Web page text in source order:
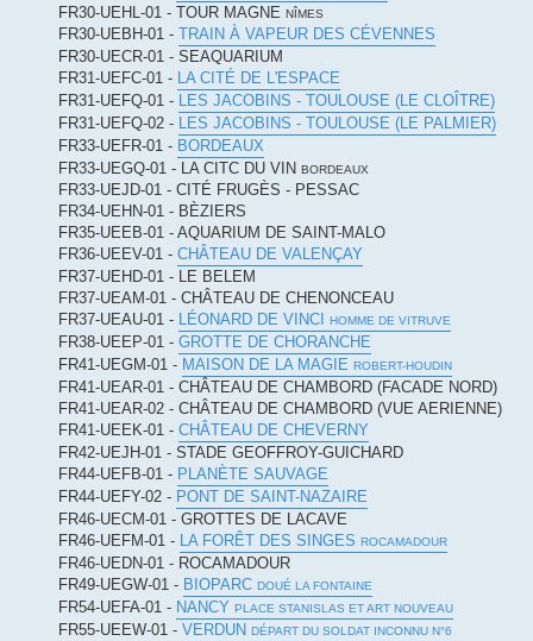
FR30-UEHL-01 - TOUR MAGNE NÎMES
FR30-UEBH-01 - TRAIN À VAPEUR DES CÉVENNES
FR30-UECR-01 - SEAQUARIUM
FR31-UEFC-01 -
LA CITÉ DE L'ESPACE
FR31-UEFQ-01 -
LES JACOBINS - TOULOUSE (LE CLOÎTRE)
FR31-UEFQ-02 -
LES JACOBINS - TOULOUSE (LE PALMIER)
FR33-UEFR-01 - BORDEAUX
FR33-UEGQ-01 - LA CITC DU VIN BORDEAUX
FR33-UEJD-01 - CITÉ FRUGÈS - PESSAC
FR34-UEHN-01 - BÈZIERS
FR35-UEEB-01 - AQUARIUM DE SAINT-MALO
FR36-UEEV-01 - CHÂTEAU DE VALENÇAY
FR37-UEHD-01 - LE BELEM
FR37-UEAM-01 - CHÂTEAU DE CHENONCEAU
FR37-UEAU-01 -
LÉONARD DE VINCI HOMME DE VITRUVE
FR38-UEEP-01 - GROTTE DE CHORANCHE
FR41-UEGM-01 - MAISON DE LA MAGIE ROBERT-HOUDIN
FR41-UEAR-01 - CHÂTEAU DE CHAMBORD (FACADE NORD)
FR41-UEAR-02 - CHÂTEAU DE CHAMBORD (VUE AERIENNE)
FR41-UEEK-01 - CHÂTEAU DE CHEVERNY
FR42-UEJH-01 - STADE GEOFFROY-GUICHARD
FR44-UEFB-01 - PLANÈTE SAUVAGE
FR44-UEFY-02 - PONT DE SAINT-NAZAIRE
FR46-UECM-01 - GROTTES DE LACAVE
FR46-UEFM-01 -
LA FORÊT DES SINGES ROCAMADOUR
FR46-UEDN-01 - ROCAMADOUR
FR49-UEGW-01 - BIOPARC DOUÉ LA FONTAINE
FR54-UEFA-01 - NANCY PLACE STANISLAS ET ART NOUVEAU
FR55-UEEW-01 - VERDUN DÉPART DU SOLDAT INCONNU N°6